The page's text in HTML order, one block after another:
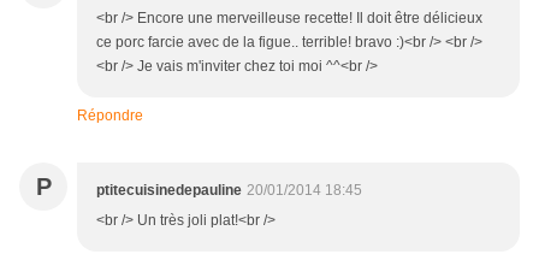
<br /> Encore une merveilleuse recette! Il doit être délicieux
ce porc farcie avec de la figue.. terrible! bravo :)<br /> <br />
<br /> Je vais m'inviter chez toi moi ^^<br />
Répondre
P ptitecuisinedepauline 20/01/2014 18:45
<br /> Un très joli plat!<br />